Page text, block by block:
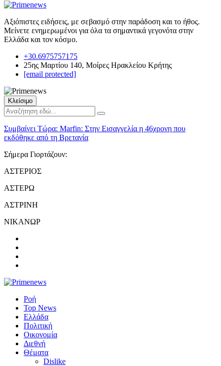
Αξιόπιστες ειδήσεις, με σεβασμό στην παράδοση και το ήθος.
Μείνετε ενημερωμένοι για όλα τα σημαντικά γεγονότα στην
Ελλάδα και τον κόσμο.
+30.6975757175
25ης Μαρτίου 140, Μοίρες Ηρακλείου Κρήτης
[email protected]
Κλείσιμο
Συμβαίνει Τώρα: Marfin: Στην Εισαγγελία η 46χρονη που
εκδόθηκε από τη Βρετανία
Σήμερα Γιορτάζουν:
ΑΣΤΕΡΙΟΣ
ΑΣΤΕΡΩ
ΑΣΤΡΙΝΗ
ΝΙΚΑΝΩΡ
Ροή
Top News
Ελλάδα
Πολιτική
Οικονομία
Διεθνή
Θέματα
Dislike